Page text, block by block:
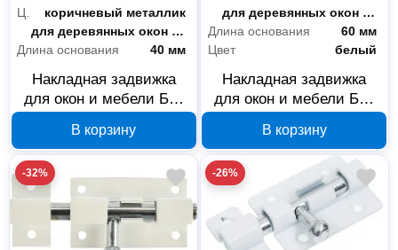
Цвет
коричневый металлик
Назначение
для деревянных окон и дверей
Длина основания
40 мм
Накладная задвижка
для окон и мебели Без
37753-40
В корзину
Назначение
для деревянных окон и дверей
Длина основания
60 мм
Цвет
белый
Накладная задвижка
для окон и мебели Без
37751-60
В корзину
-32% -26%